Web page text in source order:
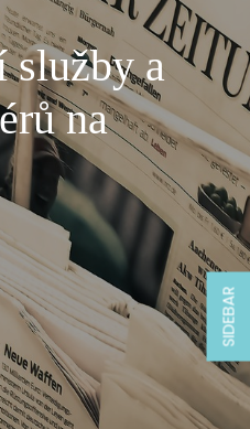
služby a
na
SIDEBAR